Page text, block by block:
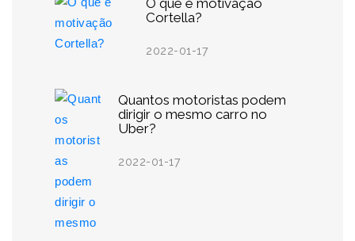
O que é motivação
Cortella?
2022-01-17
Quantos motoristas podem
dirigir o mesmo carro no
Uber?
2022-01-17